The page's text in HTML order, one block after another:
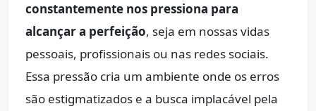
constantemente nos pressiona para
alcançar a perfeição, seja em nossas vidas
pessoais, profissionais ou nas redes sociais.
Essa pressão cria um ambiente onde os erros
são estigmatizados e a busca implacável pela